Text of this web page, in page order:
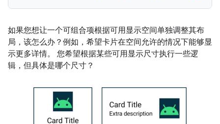
如果您想让一个可组合项根据可用显示空间单独调整其布
局，该怎么办？例如，希望卡片在空间允许的情况下能够显
示更多详情。 您希望根据某些可用显示尺寸执行一些逻
辑，但具体是哪个尺寸？